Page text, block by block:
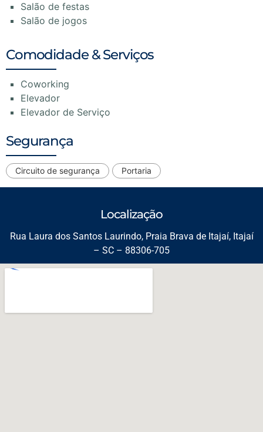
Salão de festas
Salão de jogos
Comodidade & Serviços
Coworking
Elevador
Elevador de Serviço
Segurança
Circuito de segurança Portaria
Localização
Rua Laura dos Santos Laurindo, Praia Brava de Itajaí, Itajaí
– SC – 88306-705